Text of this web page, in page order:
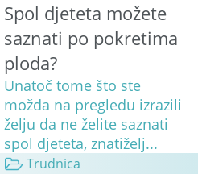
Spol djeteta možete
saznati po pokretima
ploda?
Unatoč tome što ste
možda na pregledu izrazili
želju da ne želite saznati
spol djeteta, znatiželj...
Trudnica